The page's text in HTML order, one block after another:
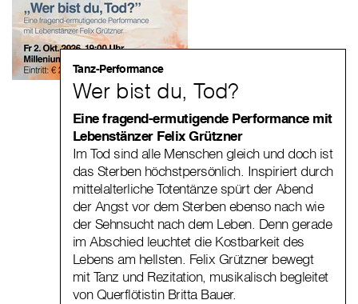
Tanz-Performance
Wer bist du, Tod?
Eine fragend-ermutigende Performance mit
Lebenstänzer Felix Grützner
Im Tod sind alle Menschen gleich und doch ist
das Sterben höchstpersönlich. Inspiriert durch
mittelalterliche Totentänze spürt der Abend
der Angst vor dem Sterben ebenso nach wie
der Sehnsucht nach dem Leben. Denn gerade
im Abschied leuchtet die Kostbarkeit des
Lebens am hellsten. Felix Grützner bewegt
mit Tanz und Rezitation, musikalisch begleitet
von Querflötistin Britta Bauer.